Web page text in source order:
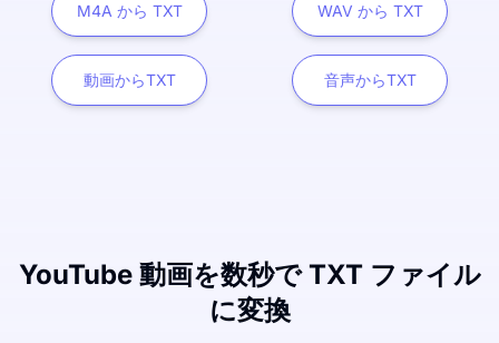
M4A から TXT WAV から TXT
動画からTXT 音声からTXT
YouTube 動画を数秒で TXT ファイル
に変換